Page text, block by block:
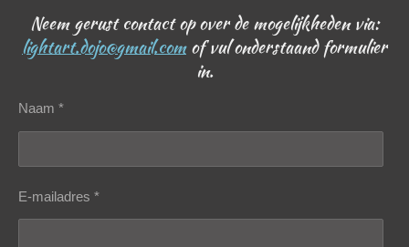
a
g
r
a
Neem gerust contact op over de mogelijkheden via:
lightart.dojo@gmail.comof vul onderstaand formulier
in.
Naam *
E-mailadres *